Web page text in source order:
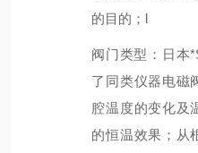
的目的；l
阀门类型：日本
了同类仪器电磁
腔温度的变化及
的恒温效果；从